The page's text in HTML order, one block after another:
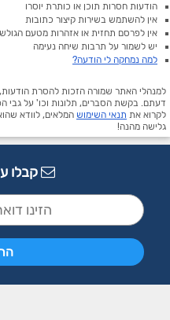
הודעות חסרות תוכן או כותרת יוסרו
אין להשתמש בשירות קיצור כתובות
אין לפרסם תחזית או אזהרות מטעם הגולש
יש לשמור על תרבות שיחה נעימה
למה נמחקה לי הודעה?
למנהלי האתר שמורה הזכות להסרת
דעתם. בקשת הסברים, תלונות וכו' על גבי
לקרוא את תנאי השימוש המלאים, לוודא
גלישה מהנה!
קבלו